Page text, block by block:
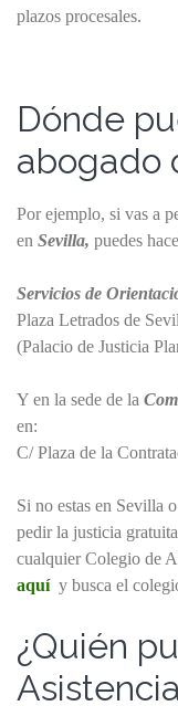
plazos procesales.
Dónde
abogado
Por ejemplo, si vas a
en Sevilla, puedes
Servicios de
Plaza Letrados de
(Palacio de Justicia
Y en la sede de la
en:
C/ Plaza de la
Si no estas en Sevilla
pedir la justicia
cualquier Colegio de
aquí y busca el
¿Quién